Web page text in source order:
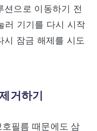
션으로 이동하기 전
러 기기를 다시 시작
잠금 해제를 시도
거하기
필름 때문에도 삼